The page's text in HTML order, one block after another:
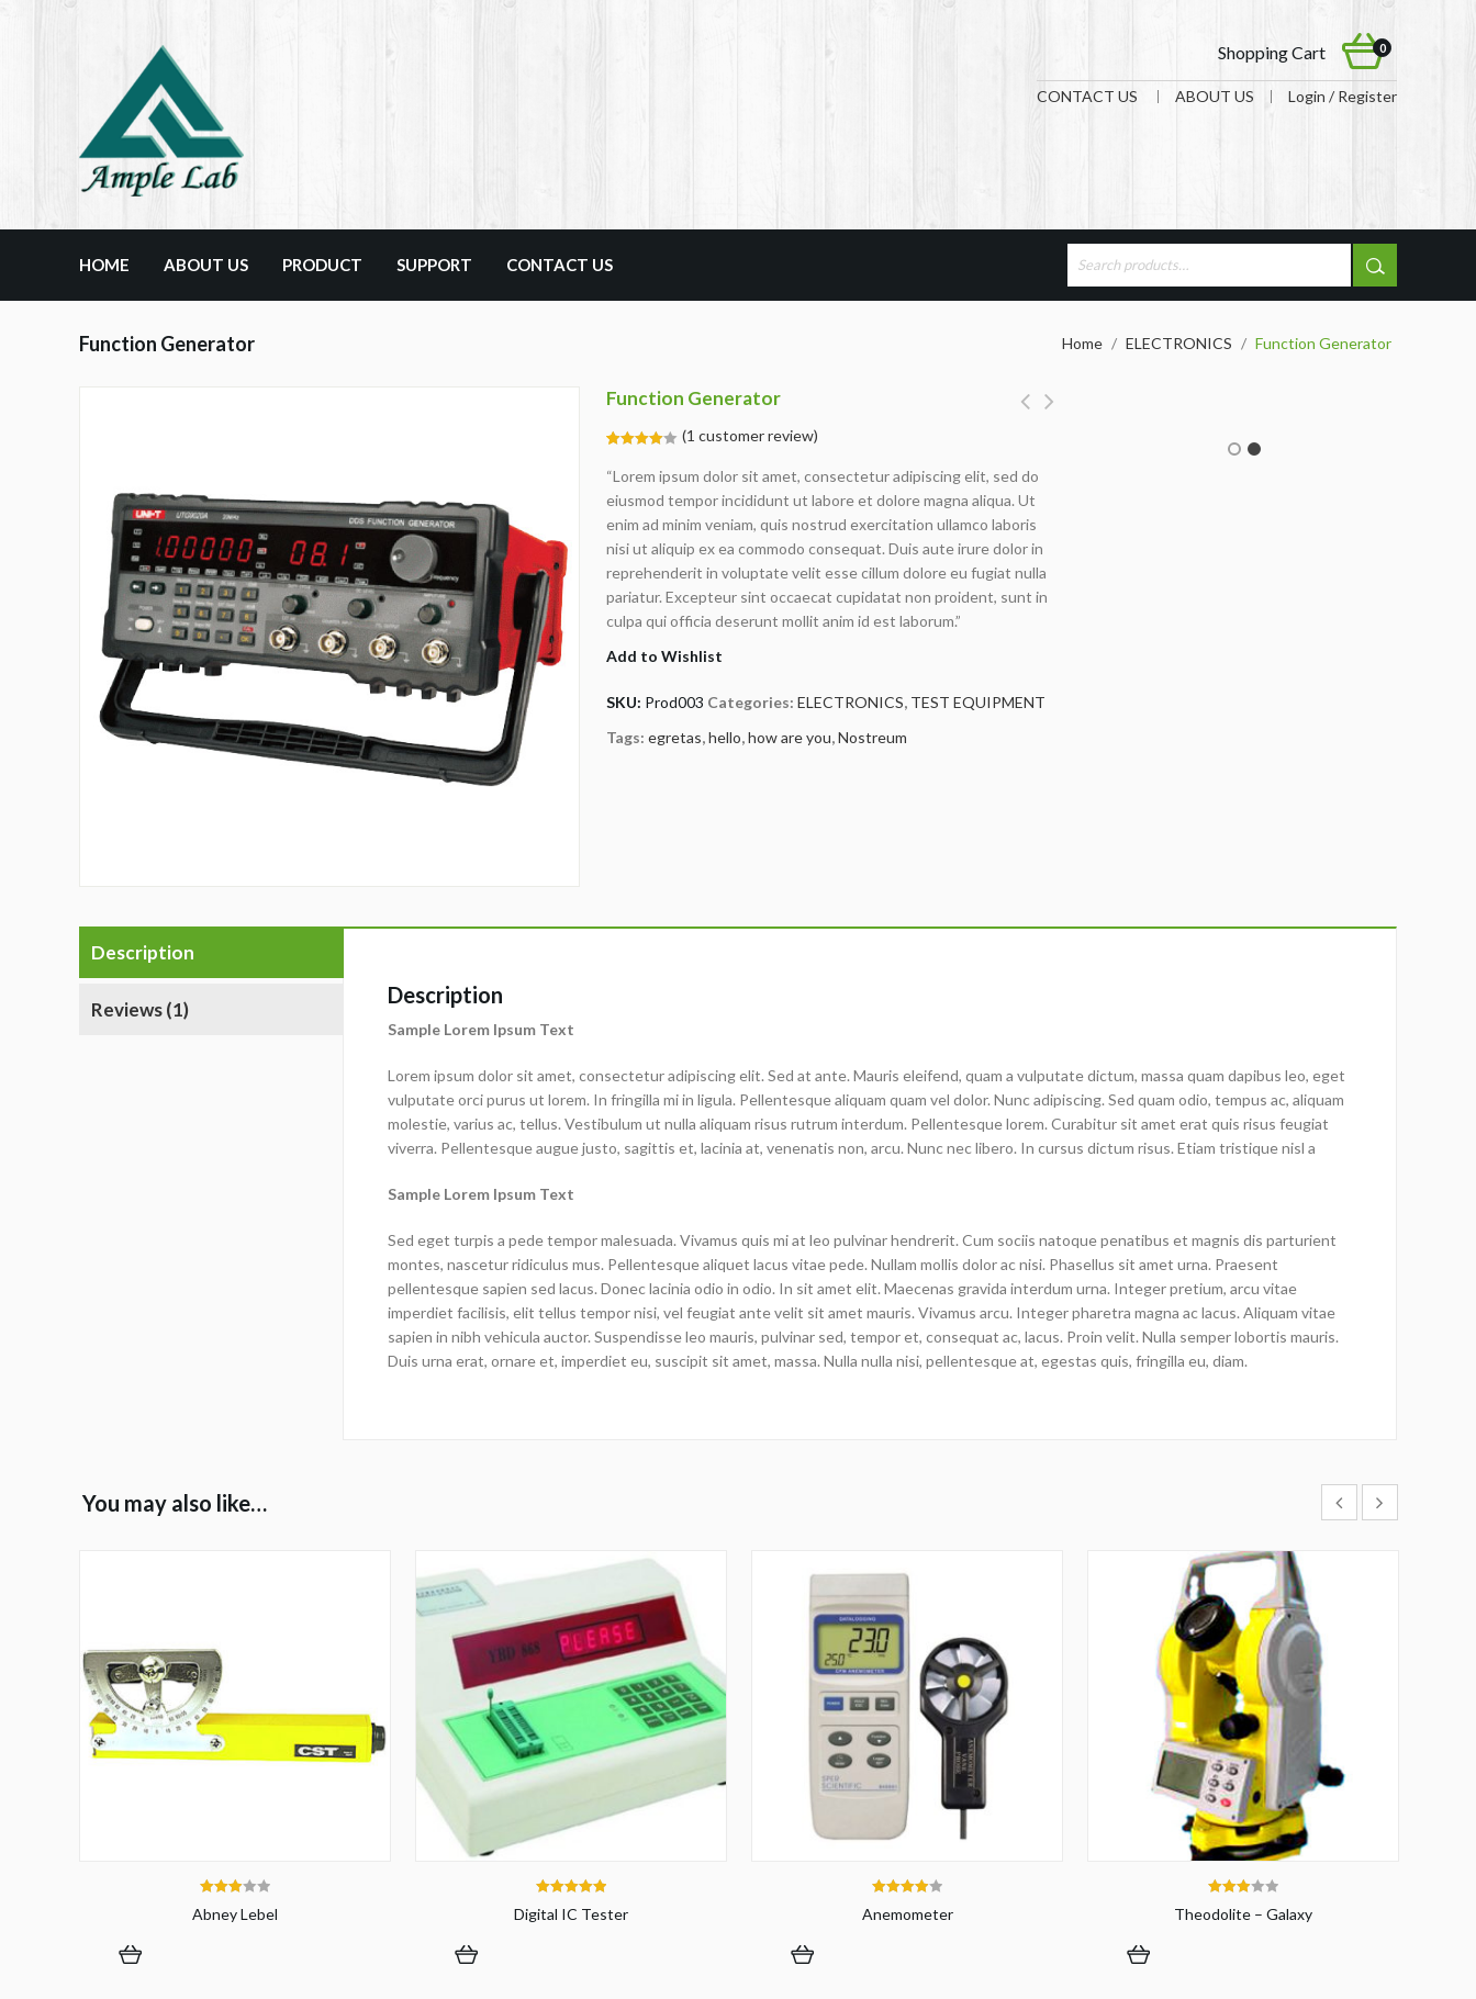
0
Shopping Cart
CONTACT US ABOUT US Login / Register
HOME ABOUT US PRODUCT SUPPORT CONTACT US
Function Generator Home / ELECTRONICS / Function Generator
Function Generator
of based
customer
rating
(1 customer review)
“Lorem ipsum dolor sit amet, consectetur adipiscing elit, sed do
eiusmod tempor incididunt ut labore et dolore magna aliqua. Ut
enim ad minim veniam, quis nostrud exercitation ullamco laboris
nisi ut aliquip ex ea commodo consequat. Duis aute irure dolor in
reprehenderit in voluptate velit esse cillum dolore eu fugiat nulla
pariatur. Excepteur sint occaecat cupidatat non proident, sunt in
culpa qui officia deserunt mollit anim id est laborum.”
Add to Wishlist
SKU: Prod003 Categories: ELECTRONICS, TEST EQUIPMENT
Tags: egretas,hello,how are you,Nostreum
Description
Reviews (1)
Description
Sample Lorem Ipsum Text
Lorem ipsum dolor sit amet, consectetur adipiscing elit. Sed at ante. Mauris eleifend, quam a vulputate dictum, massa quam dapibus leo, eget
vulputate orci purus ut lorem. In fringilla mi in ligula. Pellentesque aliquam quam vel dolor. Nunc adipiscing. Sed quam odio, tempus ac, aliquam
molestie, varius ac, tellus. Vestibulum ut nulla aliquam risus rutrum interdum. Pellentesque lorem. Curabitur sit amet erat quis risus feugiat
viverra. Pellentesque augue justo, sagittis et, lacinia at, venenatis non, arcu. Nunc nec libero. In cursus dictum risus. Etiam tristique nisl a
Sample Lorem Ipsum Text
Sed eget turpis a pede tempor malesuada. Vivamus quis mi at leo pulvinar hendrerit. Cum sociis natoque penatibus et magnis dis parturient
montes, nascetur ridiculus mus. Pellentesque aliquet lacus vitae pede. Nullam mollis dolor ac nisi. Phasellus sit amet urna. Praesent
pellentesque sapien sed lacus. Donec lacinia odio in odio. In sit amet elit. Maecenas gravida interdum urna. Integer pretium, arcu vitae
imperdiet facilisis, elit tellus tempor nisi, vel feugiat ante velit sit amet mauris. Vivamus arcu. Integer pharetra magna ac lacus. Aliquam vitae
sapien in nibh vehicula auctor. Suspendisse leo mauris, pulvinar sed, tempor et, consequat ac, lacus. Proin velit. Nulla semper lobortis mauris.
Duis urna erat, ornare et, imperdiet eu, suscipit sit amet, massa. Nulla nulla nisi, pellentesque at, egestas quis, fringilla eu, diam.
You may also like…
out of 5
Abney Lebel
out of 5
Digital IC Tester
out of 5
Anemometer
out of 5
Theodolite – Galaxy